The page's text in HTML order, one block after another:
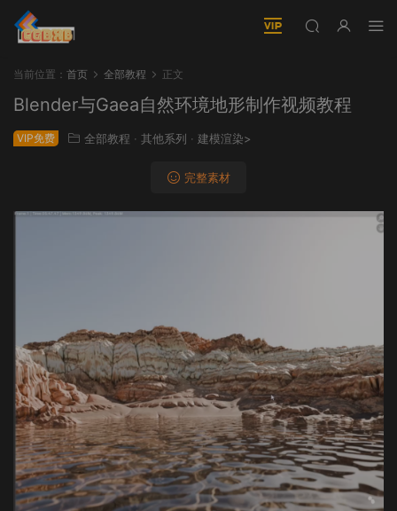
当前位置： 首页 全部教程 正文
Blender与Gaea自然环境地形制作视频教程
VIP免费 全部教程 · 其他系列 · 建模渲染>
完整素材